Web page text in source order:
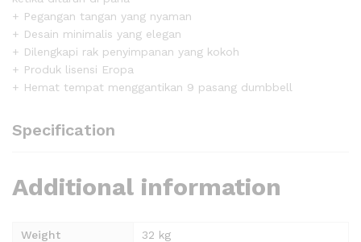
+ Pegangan tangan yang nyaman
+ Desain minimalis yang elegan
+ Dilengkapi rak penyimpanan yang kokoh
+ Produk lisensi Eropa
+ Hemat tempat menggantikan 9 pasang dumbbell
Specification
Additional information
Weight 32 kg